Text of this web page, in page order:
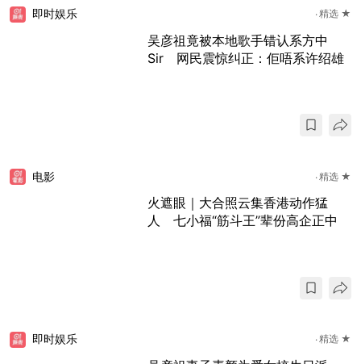
即时娱乐 精选 ★
吴彦祖竟被本地歌手错认系方中
Sir 网民震惊纠正：佢唔系许绍雄
电影 精选 ★
火遮眼｜大合照云集香港动作猛
人 七小福“筋斗王”辈份高企正中
即时娱乐 精选 ★